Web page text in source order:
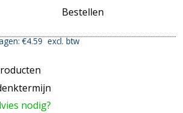
Bestellen
€4.59excl. btw
nodig?